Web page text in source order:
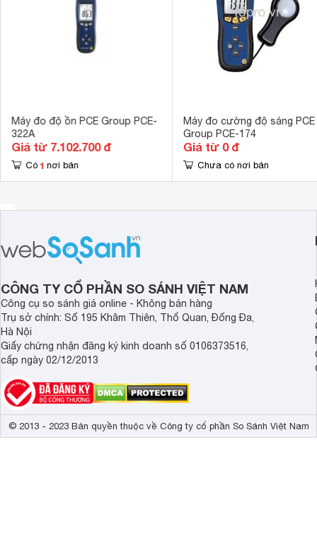
Máy đo độ ồn PCE Group PCE-
322A
Giá từ 7.102.700 đ
Có 1 nơi bán
Máy đo cường độ sáng PCE
Group PCE-174
Giá từ 0 đ
Chưa có nơi bán
CÔNG TY CỔ PHẦN SO SÁNH VIỆT NAM
Công cụ so sánh giá online - Không bán hàng
Trụ sở chính: Số 195 Khâm Thiên, Thổ Quan, Đống Đa,
Hà Nội
Giấy chứng nhận đăng ký kinh doanh số 0106373516,
cấp ngày 02/12/2013
© 2013 - 2023 Bản quyền thuộc về Công ty cổ phần So Sánh Việt Nam